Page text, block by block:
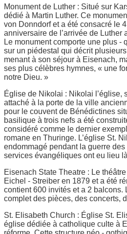
Monument de Luther : Situé sur
dédié à Martin Luther. Ce
von Donndorf et a été consacré le
anniversaire de l’arrivée de Luther
Le monument comporte une plus -
sur un piédestal qui décrit
menant à son séjour à Eisenach,
ses plus célèbres hymnes, « une
notre Dieu. »
Église de Nikolai : Nikolai l’église,
attaché à la porte de la ville
pour le couvent de Bénédictines
basilique à trois nefs a été
considéré comme le dernier
romane en Thuringe. L’église St.
endommagé pendant la guerre
services évangéliques ont eu lieu
Eisenach State Theatre : Le
Eichel - Streiber en 1879 et a été
contient 600 invités et a 2 balcons.
complet des pièces, des concerts,
St. Elisabeth Church : Église St.
église dédiée à catholique culte à